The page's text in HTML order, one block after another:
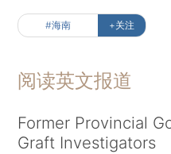
#海南 +关注
阅读英文报道
Former Provincial
Graft Investigators